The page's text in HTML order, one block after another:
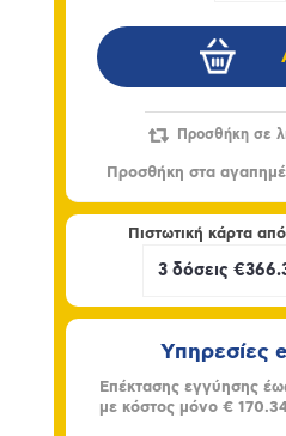
Πιστωτική κάρτα
Υπηρεσίες
Επέκτασης εγγύησης
με κόστος μόνο €